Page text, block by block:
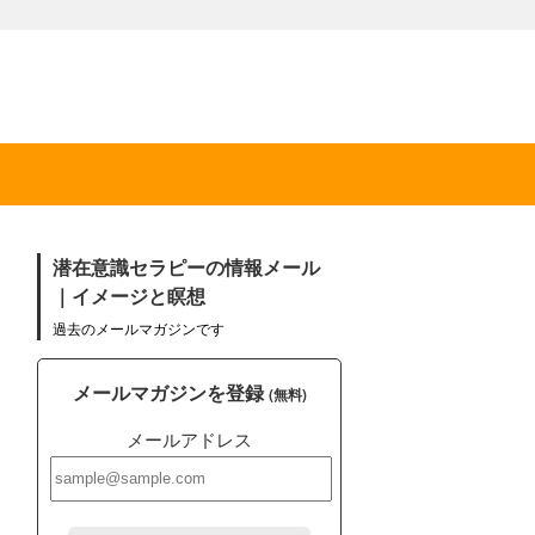
潜在意識セラピーの情報メール
｜イメージと瞑想
過去のメールマガジンです
メールマガジンを登録(無料)
メールアドレス